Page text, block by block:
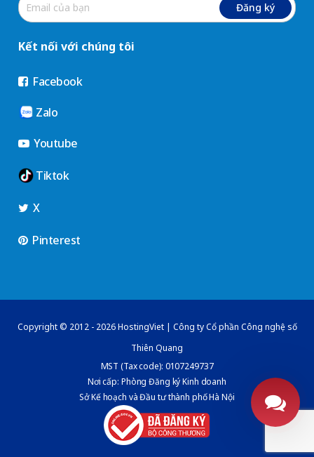
Đăng ký
Kết nối với chúng tôi
Facebook
Zalo
Youtube
Tiktok
X
Pinterest
Copyright © 2012 - 2026 HostingViet | Công ty Cổ phần Công nghệ số
Thiên Quang
MST (Tax code): 0107249737
Nơi cấp: Phòng Đăng ký Kinh doanh
Sở Kế hoạch và Đầu tư thành phố Hà Nội